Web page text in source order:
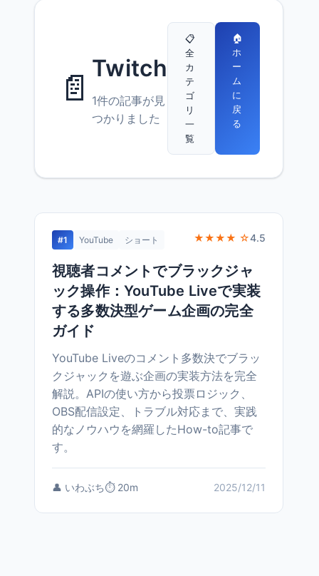
📄 Twitch
1件の記事が見
つかりました
📋
全
カ
テ
ゴ
リ
一
覧
🏠
ホ
ー
ム
に
戻
る
#1 YouTube ショート ★★★★ ☆4.5
視聴者コメントでブラックジャ
ック操作：YouTube Liveで実装
する多数決型ゲーム企画の完全
ガイド
YouTube Liveのコメント多数決でブラッ
クジャックを遊ぶ企画の実装方法を完全
解説。APIの使い方から投票ロジック、
OBS配信設定、トラブル対応まで、実践
的なノウハウを網羅したHow-to記事で
す。
👤 いわぶち⏱️ 20m 2025/12/11